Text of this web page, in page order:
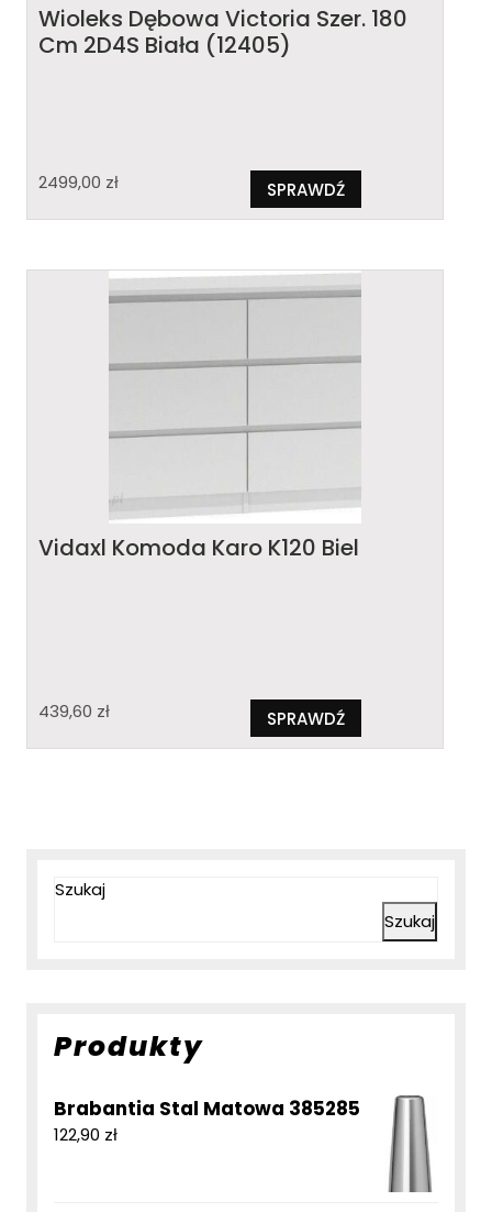
Wioleks Dębowa Victoria Szer. 180
Cm 2D4S Biała (12405)
2499,00 zł SPRAWDŹ
Vidaxl Komoda Karo K120 Biel
439,60 zł SPRAWDŹ
Szukaj
Szukaj
Produkty
Brabantia Stal Matowa 385285
122,90 zł